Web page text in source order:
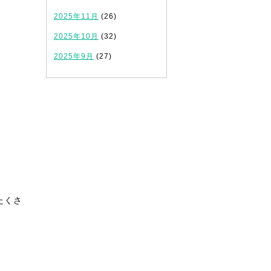
くさ
2025年11月 (26)
2025年10月 (32)
2025年9月 (27)